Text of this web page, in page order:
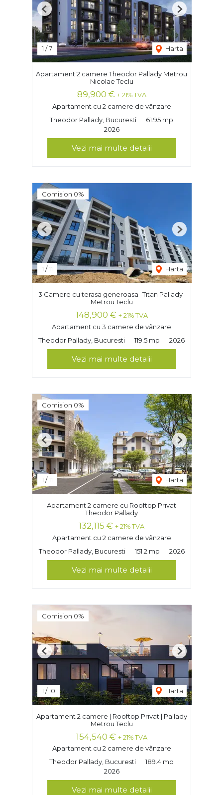
1 /7 Harta
Previous Next
Apartament 2 camere Theodor Pallady Metrou
Nicolae Teclu
89,900 € + 21% TVA
Apartament cu 2 camere de vânzare
Theodor Pallady, Bucuresti
61.95 mp
2026
Vezi mai multe detalii
Comision 0%
1 /11 Harta
Previous Next
3 Camere cu terasa generoasa -Titan Pallady-
Metrou Teclu
148,900 € + 21% TVA
Apartament cu 3 camere de vânzare
Theodor Pallady, Bucuresti
119.5 mp 2026
Vezi mai multe detalii
Comision 0%
1 /11 Harta
Previous Next
Apartament 2 camere cu Rooftop Privat
Theodor Pallady
132,115 € + 21% TVA
Apartament cu 2 camere de vânzare
Theodor Pallady, Bucuresti
151.2 mp 2026
Vezi mai multe detalii
Comision 0%
1 /10 Harta
Previous Next
Apartament 2 camere | Rooftop Privat | Pallady
Metrou Teclu
154,540 € + 21% TVA
Apartament cu 2 camere de vânzare
Theodor Pallady, Bucuresti
189.4 mp
2026
Vezi mai multe detalii